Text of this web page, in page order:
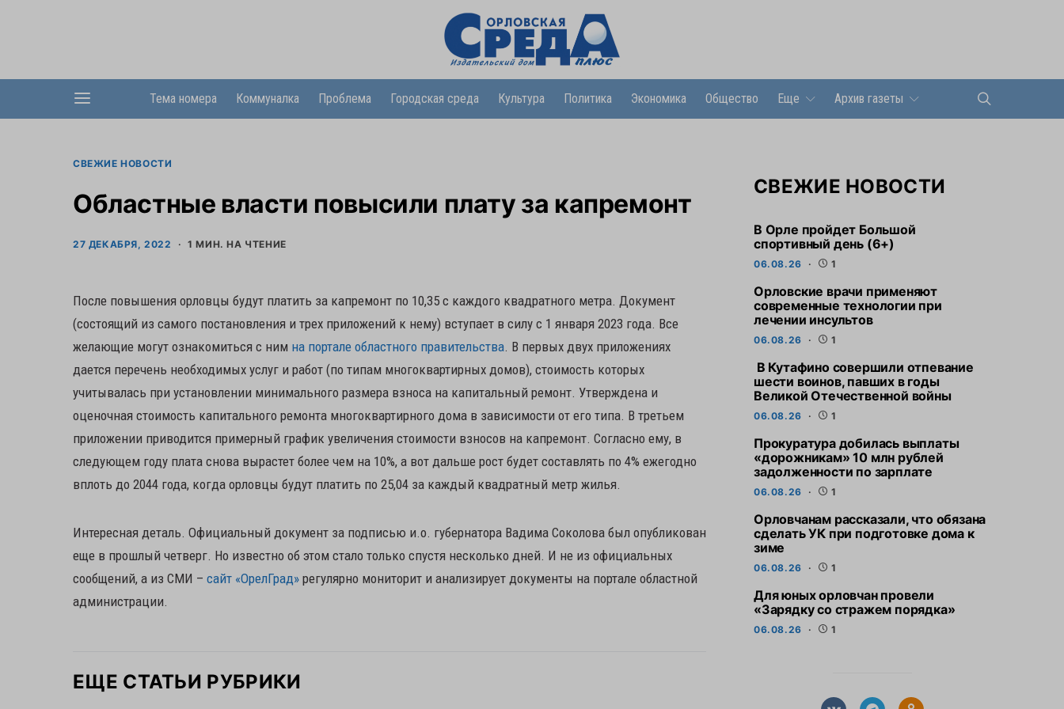
Тема номера Коммуналка Проблема Городская среда Культура Политика Экономика Общество Еще Архив газеты
СВЕЖИЕ НОВОСТИ
Областные власти повысили плату за капремонт
27 ДЕКАБРЯ, 2022 1 МИН. НА ЧТЕНИЕ
После повышения орловцы будут платить за капремонт по 10,35 с каждого квадратного метра. Документ
(состоящий из самого постановления и трех приложений к нему) вступает в силу с 1 января 2023 года. Все
желающие могут ознакомиться с ним на портале областного правительства. В первых двух приложениях
дается перечень необходимых услуг и работ (по типам многоквартирных домов), стоимость которых
учитывалась при установлении минимального размера взноса на капитальный ремонт. Утверждена и
оценочная стоимость капитального ремонта многоквартирного дома в зависимости от его типа. В третьем
приложении приводится примерный график увеличения стоимости взносов на капремонт. Согласно ему, в
следующем году плата снова вырастет более чем на 10%, а вот дальше рост будет составлять по 4% ежегодно
вплоть до 2044 года, когда орловцы будут платить по 25,04 за каждый квадратный метр жилья.
Интересная деталь. Официальный документ за подписью и.о. губернатора Вадима Соколова был опубликован
еще в прошлый четверг. Но известно об этом стало только спустя несколько дней. И не из официальных
сообщений, а из СМИ – сайт «ОрелГрад» регулярно мониторит и анализирует документы на портале областной
администрации.
ЕЩЕ СТАТЬИ РУБРИКИ
СВЕЖИЕ НОВОСТИ
В Орле пройдет Большой
спортивный день (6+)
06.08.26 1
Орловские врачи применяют
современные технологии при
лечении инсультов
06.08.26 1
В Кутафино совершили отпевание
шести воинов, павших в годы
Великой Отечественной войны
06.08.26 1
Прокуратура добилась выплаты
«дорожникам» 10 млн рублей
задолженности по зарплате
06.08.26 1
Орловчанам рассказали, что обязана
сделать УК при подготовке дома к
зиме
06.08.26 1
Для юных орловчан провели
«Зарядку со стражем порядка»
06.08.26 1